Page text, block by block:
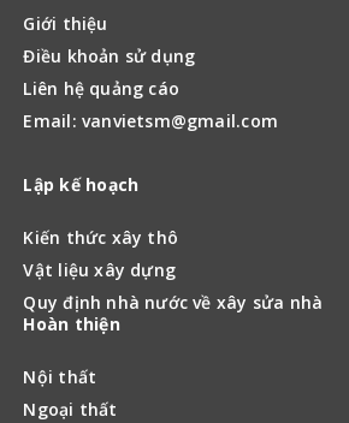
Giới thiệu
Điều khoản sử dụng
Liên hệ quảng cáo
Email: vanvietsm@gmail.com
Lập kế hoạch
Kiến thức xây thô
Vật liệu xây dựng
Quy định nhà nước về xây sửa nhà
Hoàn thiện
Nội thất
Ngoại thất